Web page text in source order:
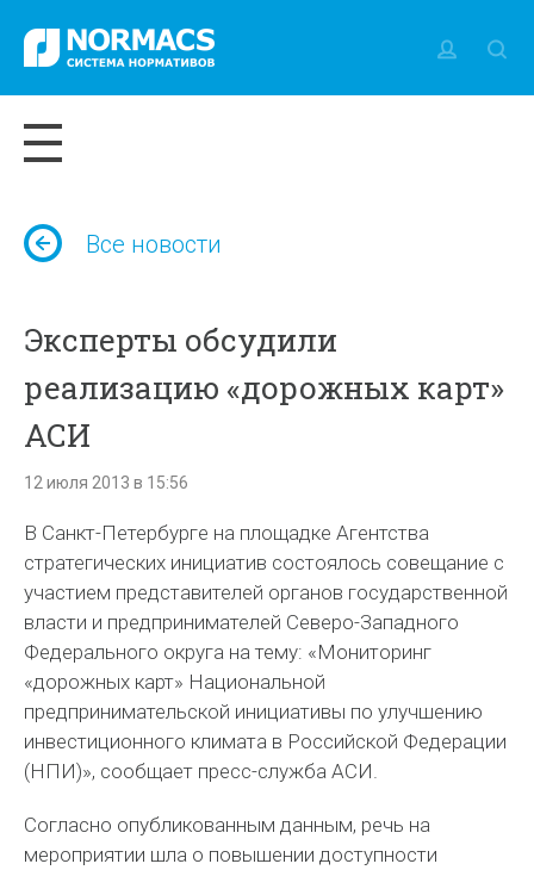
Все новости
Эксперты обсудили
реализацию «дорожных карт»
АСИ
12 июля 2013 в 15:56
В Санкт-Петербурге на площадке Агентства
стратегических инициатив состоялось совещание с
участием представителей органов государственной
власти и предпринимателей Северо-Западного
Федерального округа на тему: «Мониторинг
«дорожных карт» Национальной
предпринимательской инициативы по улучшению
инвестиционного климата в Российской Федерации
(НПИ)», сообщает пресс-служба АСИ.
Согласно опубликованным данным, речь на
мероприятии шла о повышении доступности